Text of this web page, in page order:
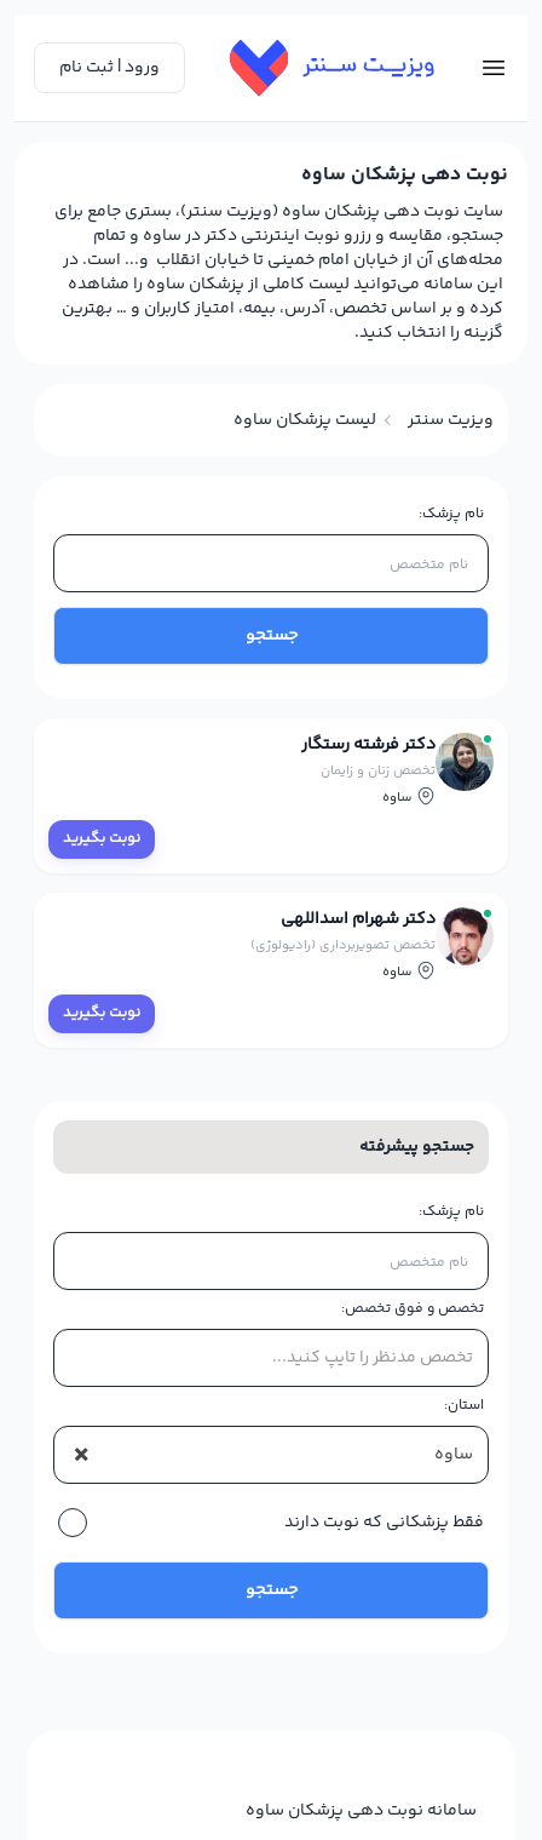
ورود | ثبت نام
نوبت دهی پزشکان ساوه
سایت نوبت دهی پزشکان ساوه (ویزیت سنتر)، بستری جامع برای
جستجو، مقایسه و رزرو نوبت اینترنتی دکتر در ساوه و تمام
محله‌های آن از خیابان امام خمینی تا خیابان انقلاب و... است. در
این سامانه می‌توانید لیست کاملی از پزشکان ساوه را مشاهده
کرده و بر اساس تخصص، آدرس، بیمه، امتیاز کاربران و … بهترین
گزینه را انتخاب کنید.
ویزیت سنتر لیست پزشکان ساوه
نام پزشک:
جستجو
دکتر فرشته رستگار
تخصص زنان و زایمان
ساوه
نوبت بگیرید
دکتر شهرام اسداللهی
تخصص تصویربرداری (رادیولوژی)
ساوه
نوبت بگیرید
جستجو پیشرفته
نام پزشک:
تخصص و فوق تخصص:
تخصص مدنظر را تایپ کنید...
استان:
× ساوه
فقط پزشکانی که نوبت دارند
جستجو
سامانه نوبت دهی پزشکان ساوه